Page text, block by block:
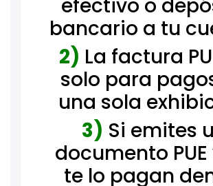
efectivo o
bancario a tu
2) La factura
solo para
una sola
3) Si emites
documento PUE
te lo pagan